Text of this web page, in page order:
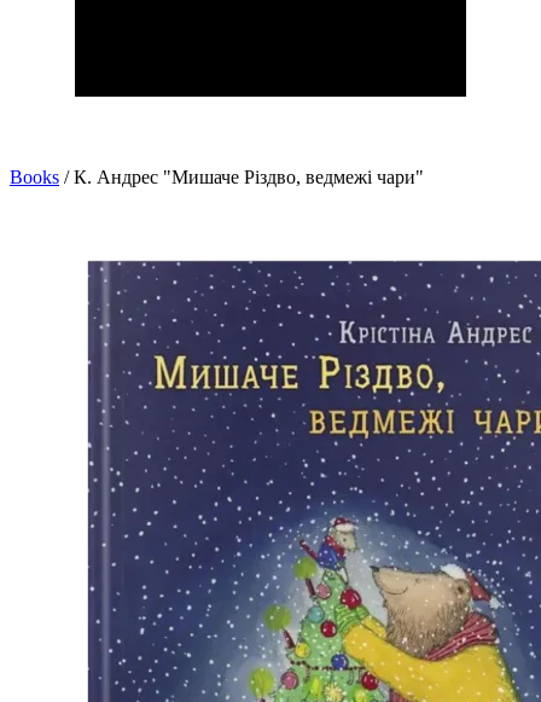
Books / К. Андрес "Мишаче Різдво, ведмежі чари"